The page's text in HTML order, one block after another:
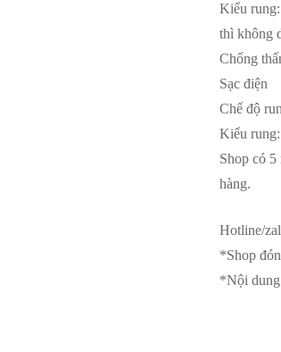
Kiểu
thì không
Chống
Sạc điện
Chế độ
Kiểu
Shop có
hàng.
Hotline/
*Shop
*Nội dung